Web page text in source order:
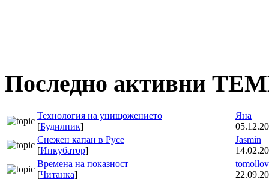
Последно активни
Технология на унищожението
[Будилник]
Яна
Снежен капан в Русе
[Инкубатор]
Jasmin
Времена на показност
[Читанка]
tomollov